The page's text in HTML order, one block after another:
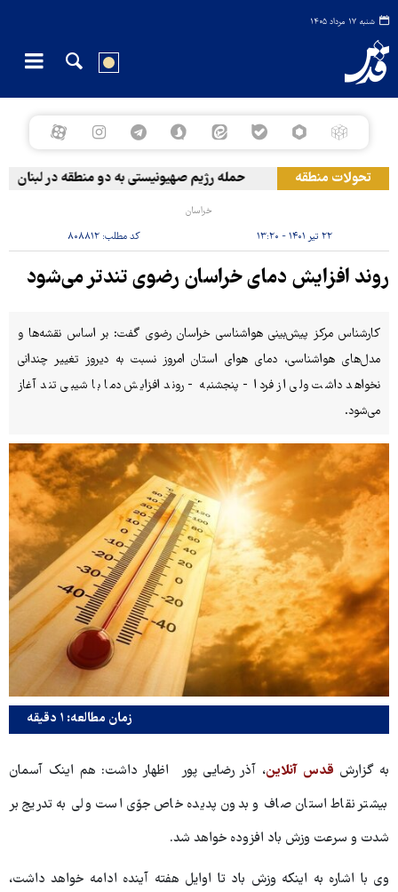
شنبه ۱۷ مرداد ۱۴۰۵
تحولات منطقه حمله رژیم صهیونیستی به دو منطقه در لبنان
خراسان
۲۲ تیر ۱۴۰۱ - ۱۳:۲۰ کد مطلب: ۸۰۸۸۱۲
روند افزایش دمای خراسان رضوی تندتر می‌شود
کارشناس مرکز پیش‌بینی هواشناسی خراسان رضوی گفت: بر اساس نقشه‌ها و
مدل‌های هواشناسی، دمای هوای استان امروز نسبت به دیروز تغییر چندانی
نخواهد داشت ولی از فردا - پنجشنبه - روند افزایش دما با شیبی تند آغاز
می‌شود.
زمان مطالعه: ۱ دقیقه
به گزارش قدس آنلاین، آذر رضایی پور اظهار داشت: هم اینک آسمان
بیشتر نقاط استان صاف و بدون پدیده خاص جوّی است ولی به تدریج بر
شدت و سرعت وزش باد افزوده خواهد شد.
وی با اشاره به اینکه وزش باد تا اوایل هفته آینده ادامه خواهد داشت،